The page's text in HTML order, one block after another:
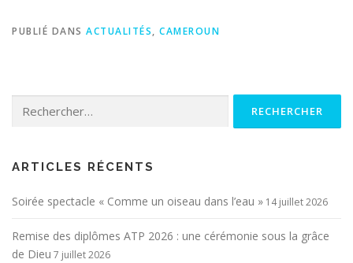
PUBLIÉ DANS ACTUALITÉS, CAMEROUN
ARTICLES RÉCENTS
Soirée spectacle « Comme un oiseau dans l’eau » 14 juillet 2026
Remise des diplômes ATP 2026 : une cérémonie sous la grâce
de Dieu 7 juillet 2026